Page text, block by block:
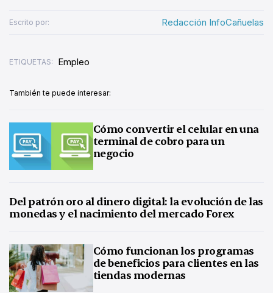
Escrito por: Redacción InfoCañuelas
ETIQUETAS: Empleo
También te puede interesar:
Cómo convertir el celular en una
terminal de cobro para un
negocio
Del patrón oro al dinero digital: la evolución de las
monedas y el nacimiento del mercado Forex
Cómo funcionan los programas
de beneficios para clientes en las
tiendas modernas